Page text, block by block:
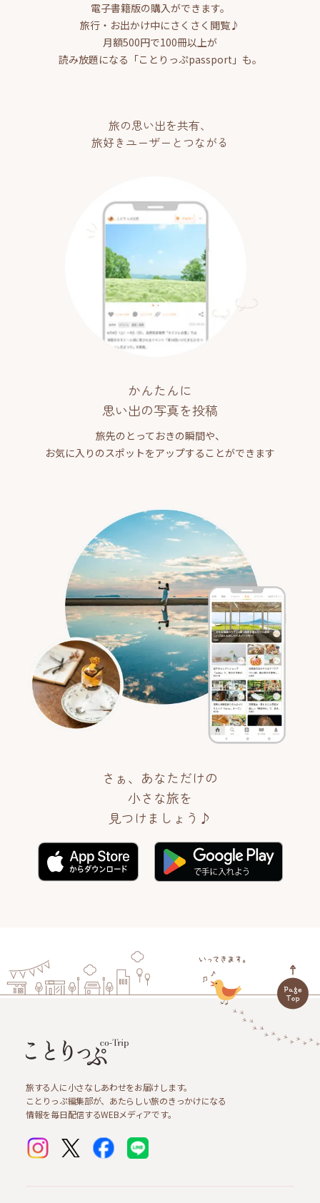
電子書籍版の購入ができます。
旅行・お出かけ中にさくさく閲覧♪
月額500円で100冊以上が
読み放題になる「ことりっぷpassport」も。
旅の思い出を共有、
旅好きユーザーとつながる
かんたんに
思い出の写真を投稿
旅先のとっておきの瞬間や、
お気に入りのスポットをアップすることができます
さぁ、あなただけの
小さな旅を
見つけましょう♪
旅する人に小さなしあわせをお届けします。
ことりっぷ編集部が、あたらしい旅のきっかけになる
情報を毎日配信するWEBメディアです。